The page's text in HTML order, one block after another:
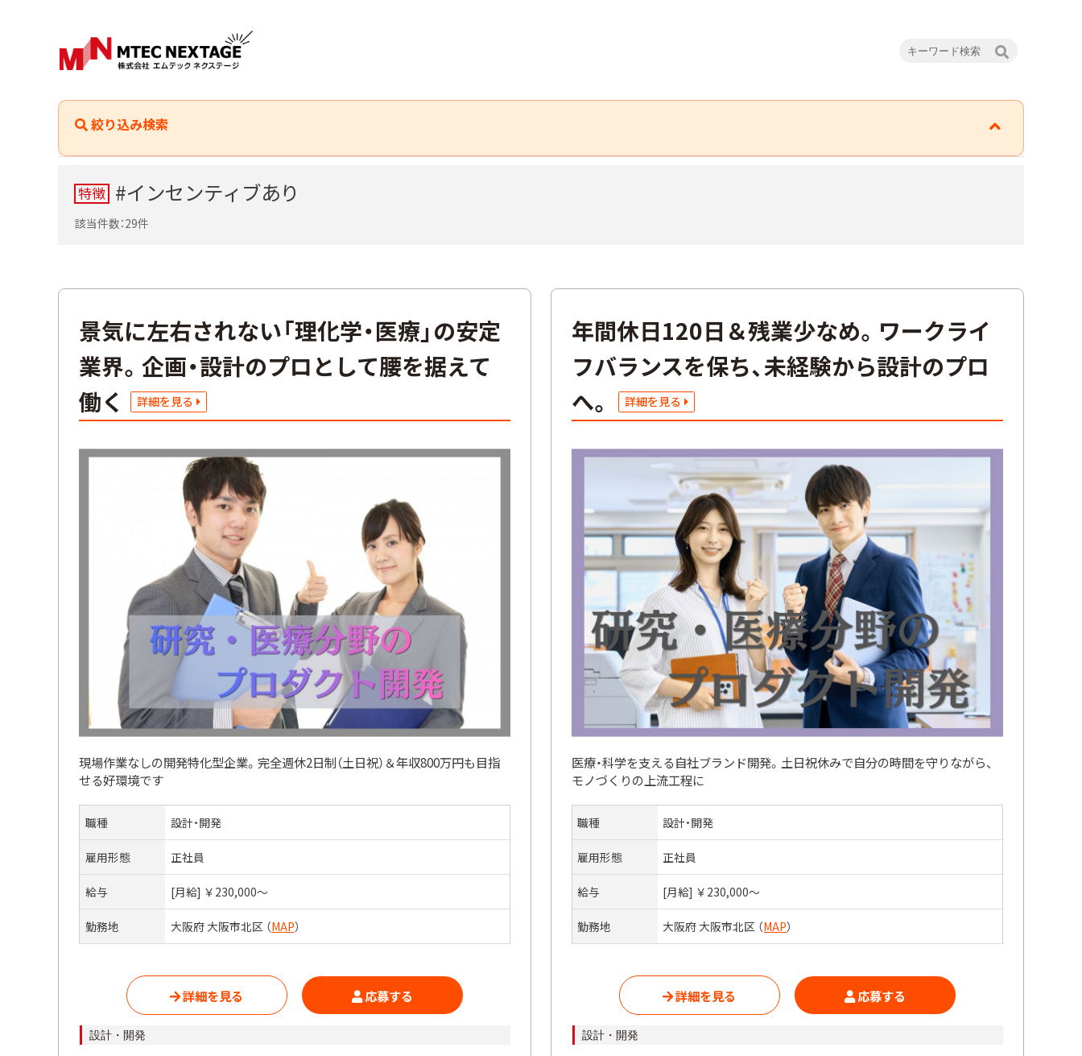
絞り込み検索
特徴 #インセンティブあり
該当件数：29件
景気に左右されない「理化学・医療」の安定
業界。企画・設計のプロとして腰を据えて
働く
詳細を見る
現場作業なしの開発特化型企業。完全週休2日制（土日祝）＆年収800万円も目指
せる好環境です
職種 設計・開発
雇用形態 正社員
給与 [月給] ￥230,000〜
勤務地 大阪府 大阪市北区 （MAP）
詳細を見る 応募する
設計・開発
年間休日120日＆残業少なめ。ワークライ
フバランスを保ち、未経験から設計のプロ
へ。
詳細を見る
医療・科学を支える自社ブランド開発。土日祝休みで自分の時間を守りながら、
モノづくりの上流工程に
職種 設計・開発
雇用形態 正社員
給与 [月給] ￥230,000〜
勤務地 大阪府 大阪市北区 （MAP）
詳細を見る 応募する
設計・開発